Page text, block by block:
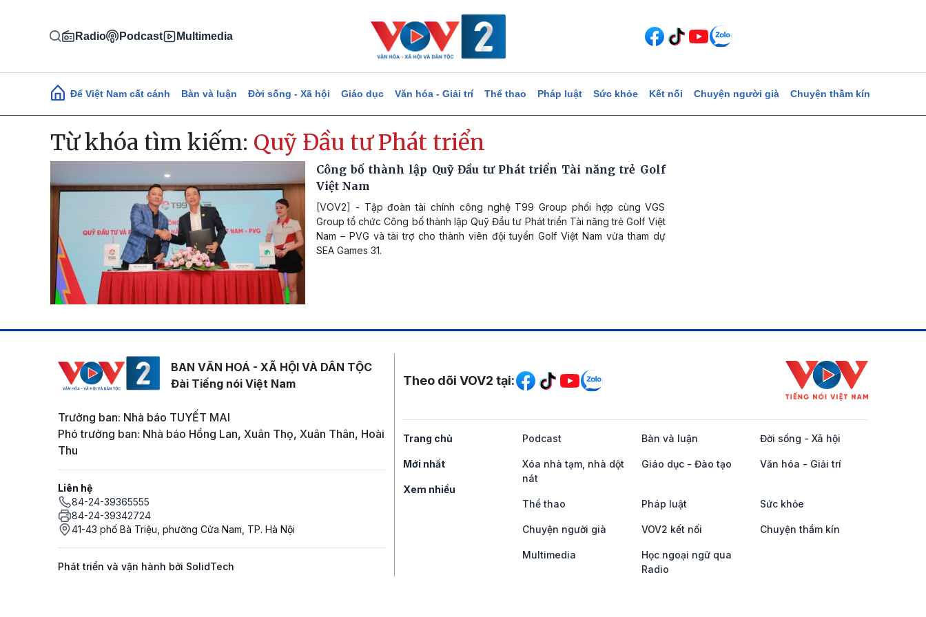
Radio Podcast Multimedia
Main navigation
Để Việt Nam cất cánh Bàn và luận Đời sống - Xã hội Giáo dục Văn hóa - Giải trí Thể thao Pháp luật Sức khỏe Kết nối Chuyện người già Chuyện thầm kín
Từ khóa tìm kiếm: Quỹ Đầu tư Phát triển
Công bố thành lập Quỹ Đầu tư Phát triển Tài năng trẻ Golf
Việt Nam
[VOV2] - Tập đoàn tài chính công nghệ T99 Group phối hợp cùng VGS
Group tổ chức Công bố thành lập Quỹ Đầu tư Phát triển Tài năng trẻ Golf Việt
Nam – PVG và tài trợ cho thành viên đội tuyển Golf Việt Nam vừa tham dự
SEA Games 31.
BAN VĂN HOÁ - XÃ HỘI VÀ DÂN TỘC
Đài Tiếng nói Việt Nam
Trưởng ban: Nhà báo TUYẾT MAI
Phó trưởng ban: Nhà báo Hồng Lan, Xuân Thọ, Xuân Thân, Hoài
Thu
Liên hệ
84-24-39365555
84-24-39342724
41-43 phố Bà Triệu, phường Cửa Nam, TP. Hà Nội
Phát triển và vận hành bởi SolidTech
Mạng xã hội
Theo dõi VOV2 tại:
Trang chủ
Mới nhất
Xem nhiều
Podcast Bàn và luận Đời sống - Xã hội
Xóa nhà tạm, nhà dột
nát
Giáo dục - Đào tạo Văn hóa - Giải trí
Thể thao Pháp luật Sức khỏe
Chuyện người già VOV2 kết nối Chuyện thầm kín
Multimedia
Học ngoại ngữ qua
Radio